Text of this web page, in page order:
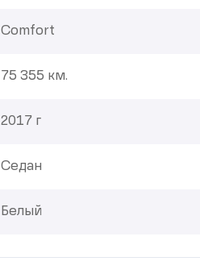
Comfort
75 355 км.
2017 г
Седан
Белый